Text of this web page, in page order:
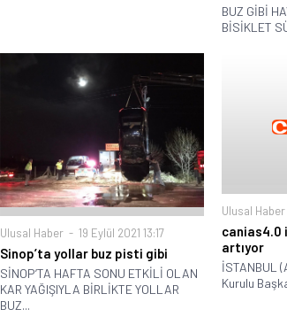
BUZ GİBİ
BİSİKLET
Ulusal Haber 19 Eylül 2021 13:17
Sinop’ta yollar buz pisti gibi
SİNOP’TA HAFTA SONU ETKİLİ OLAN
KAR YAĞIŞIYLA BİRLİKTE YOLLAR
BUZ...
Ulusal Haber
canias4.0
artıyor
İSTANBUL
Kurulu